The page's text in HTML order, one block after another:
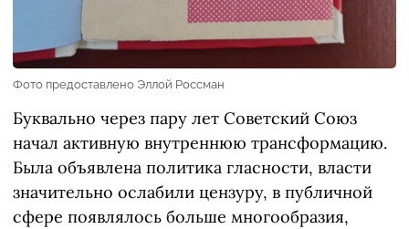
Фото предоставлено Эллой Россман
Буквально через пару лет Советский Союз
начал активную внутреннюю трансформацию.
Была объявлена политика гласности, власти
значительно ослабили цензуру, в публичной
сфере появлялось больше многообразия,